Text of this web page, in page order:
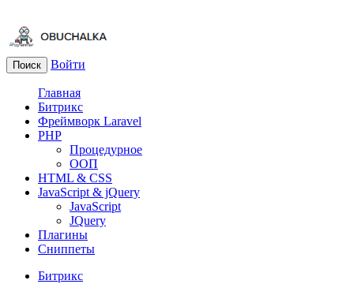
Поиск Войти
Главная
Битрикс
Фреймворк Laravel
PHP
Процедурное
ООП
HTML & CSS
JavaScript & jQuery
JavaScript
JQuery
Плагины
Сниппеты
Битрикс